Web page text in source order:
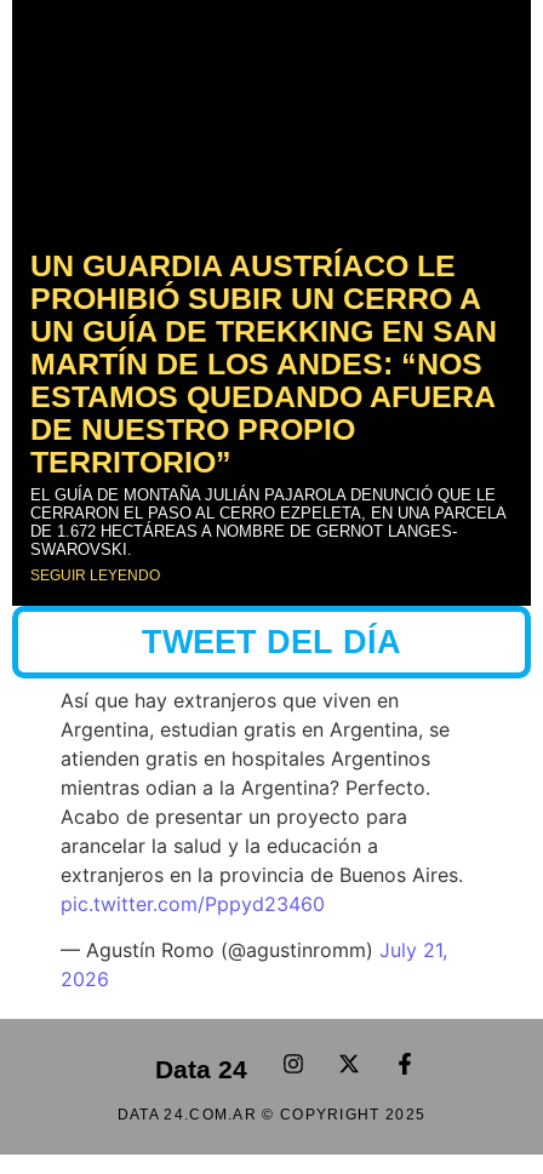
UN GUARDIA AUSTRÍACO LE
PROHIBIÓ SUBIR UN CERRO A
UN GUÍA DE TREKKING EN SAN
MARTÍN DE LOS ANDES: “NOS
ESTAMOS QUEDANDO AFUERA
DE NUESTRO PROPIO
TERRITORIO”
EL GUÍA DE MONTAÑA JULIÁN PAJAROLA DENUNCIÓ QUE LE
CERRARON EL PASO AL CERRO EZPELETA, EN UNA PARCELA
DE 1.672 HECTÁREAS A NOMBRE DE GERNOT LANGES-
SWAROVSKI.
SEGUIR LEYENDO
TWEET DEL DÍA
Así que hay extranjeros que viven en
Argentina, estudian gratis en Argentina, se
atienden gratis en hospitales Argentinos
mientras odian a la Argentina? Perfecto.
Acabo de presentar un proyecto para
arancelar la salud y la educación a
extranjeros en la provincia de Buenos Aires.
pic.twitter.com/Pppyd23460
— Agustín Romo (@agustinromm) July 21,
2026
Data 24
DATA 24.COM.AR © COPYRIGHT 2025